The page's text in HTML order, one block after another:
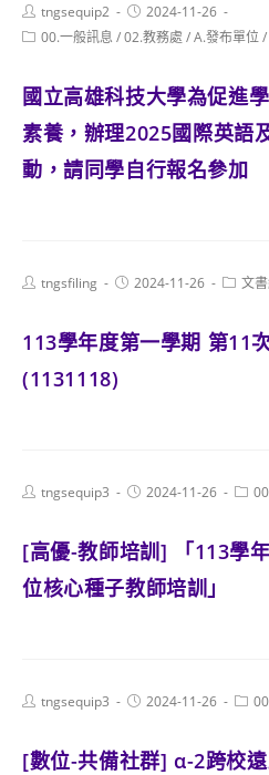
Post
author:
tngsequip2
Post
published:
2024-11-26
Post00.一般訊息 /02.教務處 /A.發布單位/
國立高雄科技大學為促進
素養，辦理2025國際英語
動，請同學自行報名參加
Posttngsfiling
Post2024-11-26
Post文
113學年度第一學期 第11
(1131118)
Posttngsequip3
Post2024-11-26
Post
[高優-教師培訓] 「113學
位核心種子教師培訓」
Posttngsequip3
Post2024-11-26
Post
[數位-共備社群] α-2跨校